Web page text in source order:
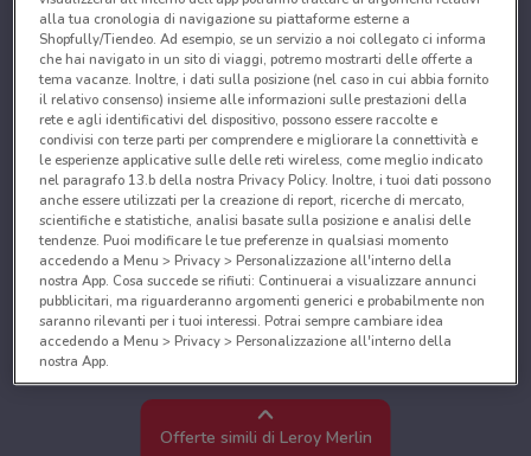
Offerte simili di Leroy Merlin
alla tua cronologia di navigazione su piattaforme esterne a
Shopfully/Tiendeo. Ad esempio, se un servizio a noi collegato ci informa
che hai navigato in un sito di viaggi, potremo mostrarti delle offerte a
tema vacanze. Inoltre, i dati sulla posizione (nel caso in cui abbia fornito
il relativo consenso) insieme alle informazioni sulle prestazioni della
rete e agli identificativi del dispositivo, possono essere raccolte e
condivisi con terze parti per comprendere e migliorare la connettività e
le esperienze applicative sulle delle reti wireless, come meglio indicato
nel paragrafo 13.b della nostra Privacy Policy. Inoltre, i tuoi dati possono
anche essere utilizzati per la creazione di report, ricerche di mercato,
scientifiche e statistiche, analisi basate sulla posizione e analisi delle
tendenze. Puoi modificare le tue preferenze in qualsiasi momento
accedendo a Menu > Privacy > Personalizzazione all'interno della
nostra App. Cosa succede se rifiuti: Continuerai a visualizzare annunci
pubblicitari, ma riguarderanno argomenti generici e probabilmente non
saranno rilevanti per i tuoi interessi. Potrai sempre cambiare idea
accedendo a Menu > Privacy > Personalizzazione all'interno della
nostra App.
Noi e i nostri partner trattiamo i dati per fornire:
Utilizzare dati di geolocalizzazione precisi. Scansione attiva delle
caratteristiche del dispositivo ai fini dell’identificazione. Archiviare